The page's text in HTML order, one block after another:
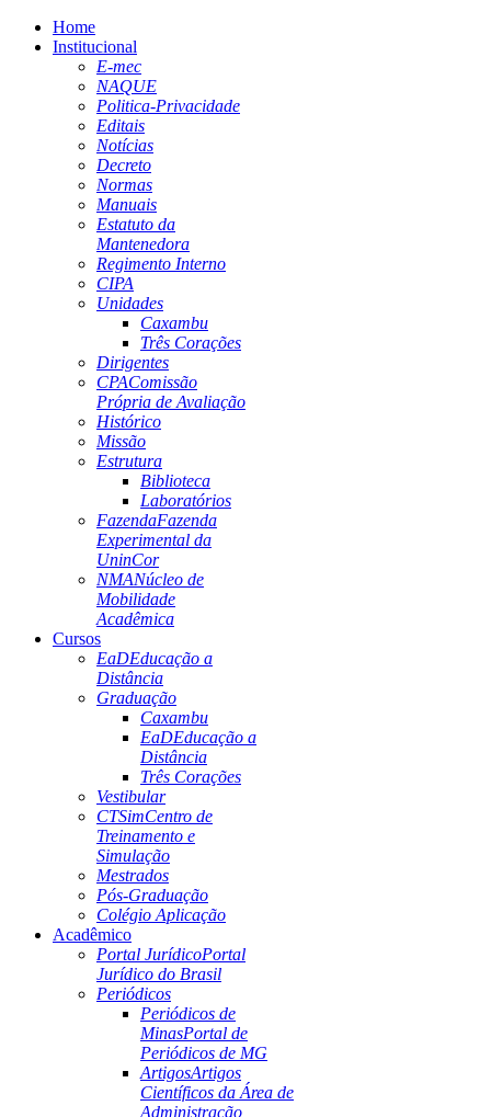
Home
Institucional
E-mec
NAQUE
Politica-Privacidade
Editais
Notícias
Decreto
Normas
Manuais
Estatuto da
Mantenedora
Regimento Interno
CIPA
Unidades
Caxambu
Três Corações
Dirigentes
CPAComissão
Própria de Avaliação
Histórico
Missão
Estrutura
Biblioteca
Laboratórios
FazendaFazenda
Experimental da
UninCor
NMANúcleo de
Mobilidade
Acadêmica
Cursos
EaDEducação a
Distância
Graduação
Caxambu
EaDEducação a
Distância
Três Corações
Vestibular
CTSimCentro de
Treinamento e
Simulação
Mestrados
Pós-Graduação
Colégio Aplicação
Acadêmico
Portal JurídicoPortal
Jurídico do Brasil
Periódicos
Periódicos de
MinasPortal de
Periódicos de MG
ArtigosArtigos
Científicos da Área de
Administração